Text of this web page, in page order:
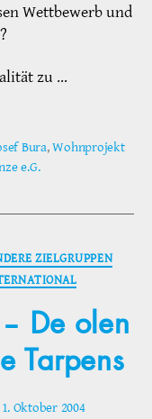
Wettbewerb und
zu …
Bura,Wohnprojekt
e.G.
ZIELGRUPPEN
De olen
Tarpens
1. Oktober 2004